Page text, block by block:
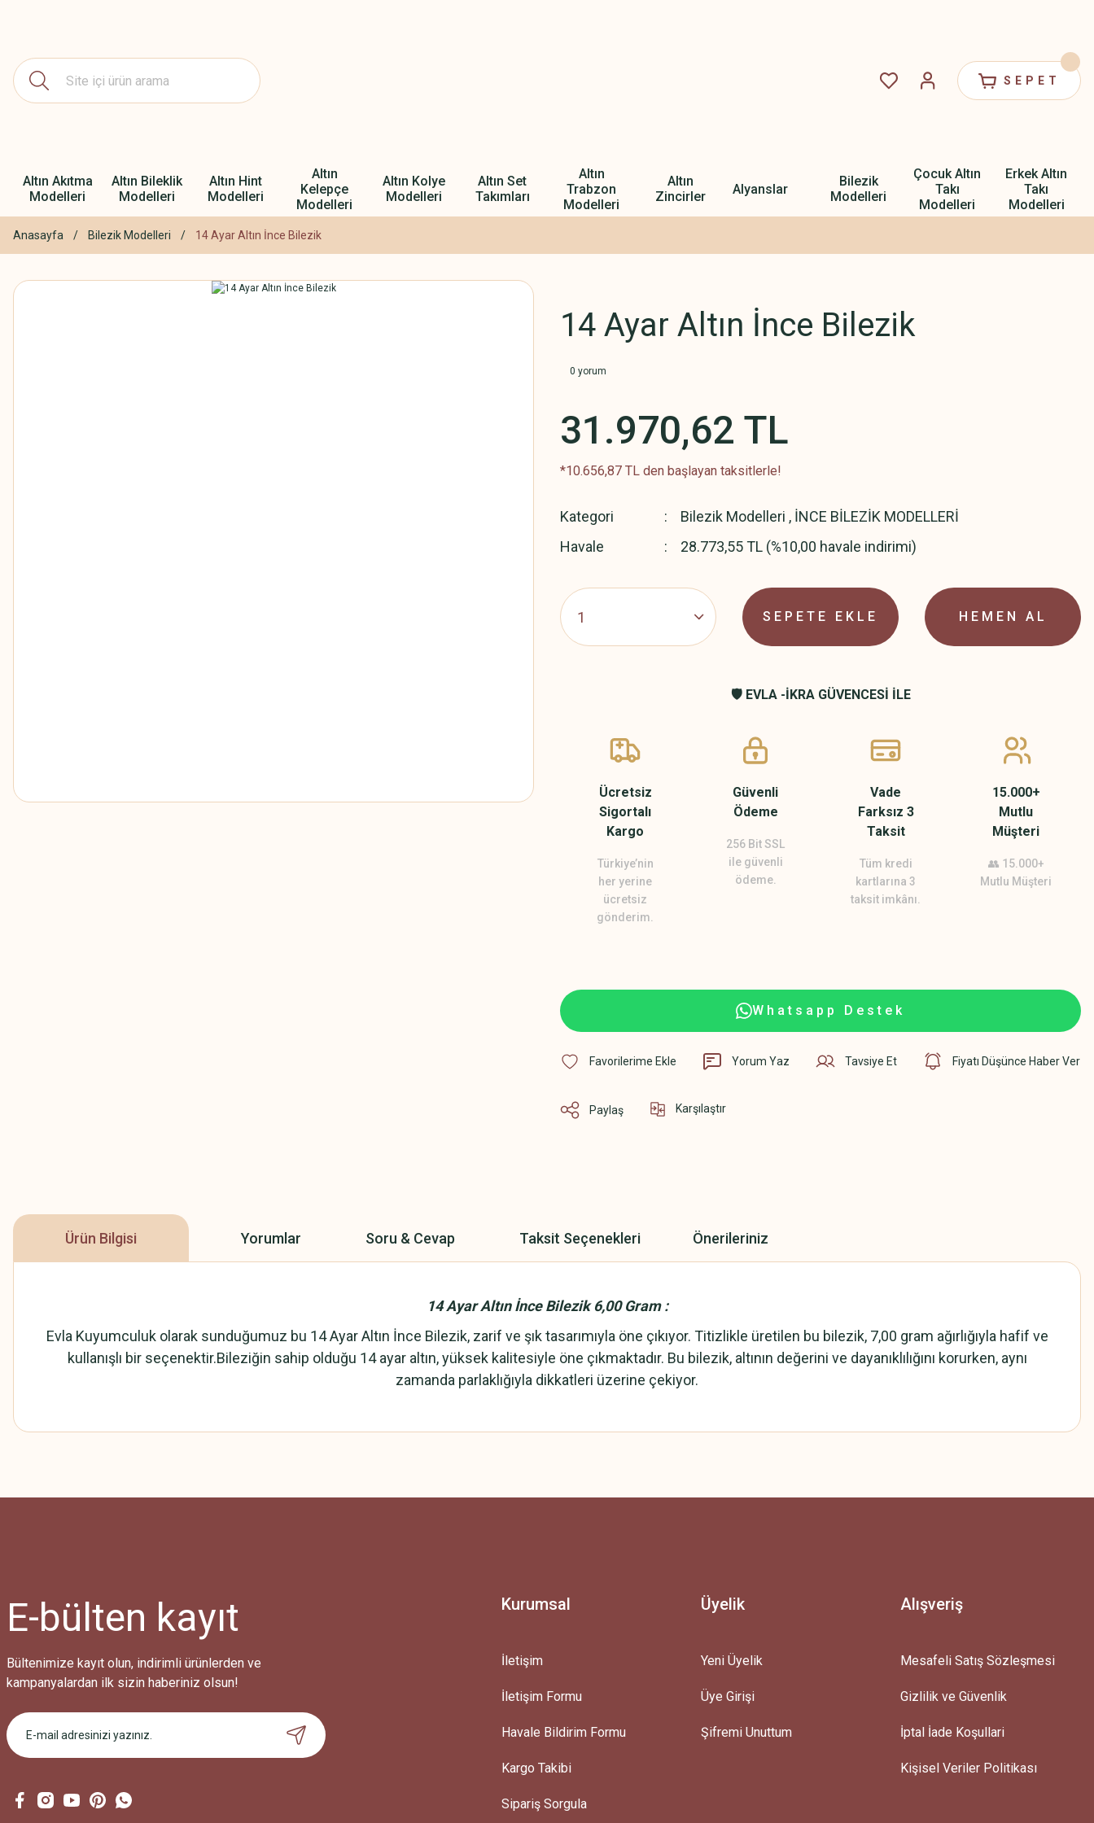
SEPET
Altın Akıtma
Modelleri
Altın Bileklik
Modelleri
Altın Hint
Modelleri
Altın
Kelepçe
Modelleri
Altın Kolye
Modelleri
Altın Set
Takımları
Altın
Trabzon
Modelleri
Altın
Zincirler
Alyanslar
Bilezik
Modelleri
Çocuk Altın
Takı
Modelleri
Erkek Altın
Takı
Modelleri
Anasayfa Bilezik Modelleri 14 Ayar Altın İnce Bilezik
14 Ayar Altın İnce Bilezik
0 yorum
31.970,62 TL
*10.656,87 TL den başlayan taksitlerle!
Kategori Bilezik Modelleri , İNCE BİLEZİK MODELLERİ
Havale
28.773,55 TL (%10,00 havale indirimi)
SEPETE EKLE HEMEN AL
🛡️ EVLA -İKRA GÜVENCESİ İLE
Ücretsiz
Sigortalı
Kargo
Türkiye’nin
her yerine
ücretsiz
gönderim.
Güvenli
Ödeme
256 Bit SSL
ile güvenli
ödeme.
Vade
Farksız 3
Taksit
Tüm kredi
kartlarına 3
taksit imkânı.
15.000+
Mutlu
Müşteri
👥 15.000+
Mutlu Müşteri
Whatsapp Destek
Yorum Yaz Tavsiye Et Fiyatı Düşünce Haber Ver
Paylaş Karşılaştır
Ürün Bilgisi Yorumlar Soru & Cevap Taksit Seçenekleri Önerileriniz
14 Ayar Altın İnce Bilezik 6,00 Gram :
Evla Kuyumculuk olarak sunduğumuz bu 14 Ayar Altın İnce Bilezik, zarif ve şık tasarımıyla öne çıkıyor. Titizlikle üretilen bu bilezik, 7,00 gram ağırlığıyla hafif ve
kullanışlı bir seçenektir.Bileziğin sahip olduğu 14 ayar altın, yüksek kalitesiyle öne çıkmaktadır. Bu bilezik, altının değerini ve dayanıklılığını korurken, aynı
zamanda parlaklığıyla dikkatleri üzerine çekiyor.
Bu ürüne ilk yorumu siz yapın!
Ürün hakkında henüz soru sorulmamış.
Bu ürüne benzer farklı alternatifler olmalı.
Gönder
E-bülten kayıt
Bültenimize kayıt olun, indirimli ürünlerden ve
kampanyalardan ilk sizin haberiniz olsun!
Kurumsal
İletişim
İletişim Formu
Havale Bildirim Formu
Kargo Takibi
Sipariş Sorgula
Üyelik
Yeni Üyelik
Üye Girişi
Şifremi Unuttum
Alışveriş
Mesafeli Satış Sözleşmesi
Gizlilik ve Güvenlik
İptal İade Koşullari
Kişisel Veriler Politikası